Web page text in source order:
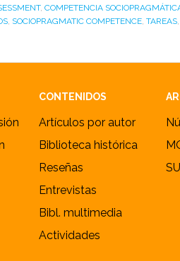
, COMPETENCIA
, SOCIOPRAGMATIC COMPETENCE, TAREAS,
CONTENIDOS
Artículos por autor
Biblioteca histórica
Reseñas
Entrevistas
Bibl. multimedia
Actividades